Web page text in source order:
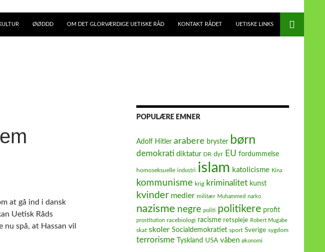
ØØDDD OM DET GLORVÆRDIGE UETISKE RÅD KONTAKT RÅDET UETISKE LINKS
at gå ind i dansk
Uetisk Råds
spå, at Hassan vil
POPULÆRE EMNER
Adolf Hitler arabere bryster børn
demokrati diktatur DR dyr EU fordummelse
homoseksuelle industri islam katolicisme Kina
kommunisme krig kriminalitet kunst
kvinder medier militær Muhammed narko
nazisme negre politi politikere profit
prostitution racebiologi racisme retspleje Robert Mugabe
skat skoler Socialdemokratiet sport Sverige sygdom
terrorisme Tyskland USA våben økonomi